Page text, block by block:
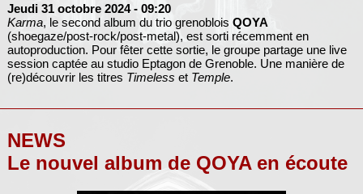
Jeudi 31 octobre 2024 - 09:20
Karma, le second album du trio grenoblois QOYA
(shoegaze/post-rock/post-metal), est sorti récemment en
autoproduction. Pour fêter cette sortie, le groupe partage une live
session captée au studio Eptagon de Grenoble. Une manière de
(re)découvrir les titres Timeless et Temple.
NEWS
Le nouvel album de QOYA en écoute